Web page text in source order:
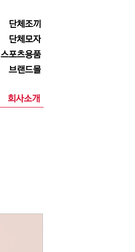
단체조끼
단체모자
스포츠용품
브랜드몰
회사소개